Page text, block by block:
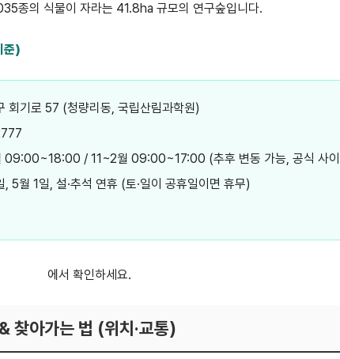
종의 식물이 자라는 41.8ha 규모의 연구숲입니다.
준)
회기로 57 (청량리동, 국립산림과학원)
09:00~18:00 / 11~2월 09:00~17:00 (추후 변동 가능, 공식 사이
5월 1일, 설·추석 연휴 (토·일이 공휴일이면 휴무)
에서 확인하세요.
찾아가는 법 (위치·교통)